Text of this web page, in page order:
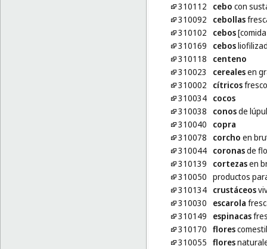
310112
cebo con
310092
cebollas
310102
cebos
310169
cebos
310118
centeno
310023
cerealesen
310002
cítricos
310034 cocos
310038
conosde
310040
copra
310078
corcho en
310044 coronasde
310139
cortezasen
310050 productos
310134 crustáceos
310030
escarola
310149
espinacas
310170 flores
310055 flores